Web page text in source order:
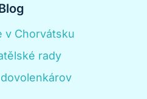
v Chorvátsku
rady